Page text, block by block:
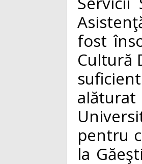
fost
Cultură
pentru
la